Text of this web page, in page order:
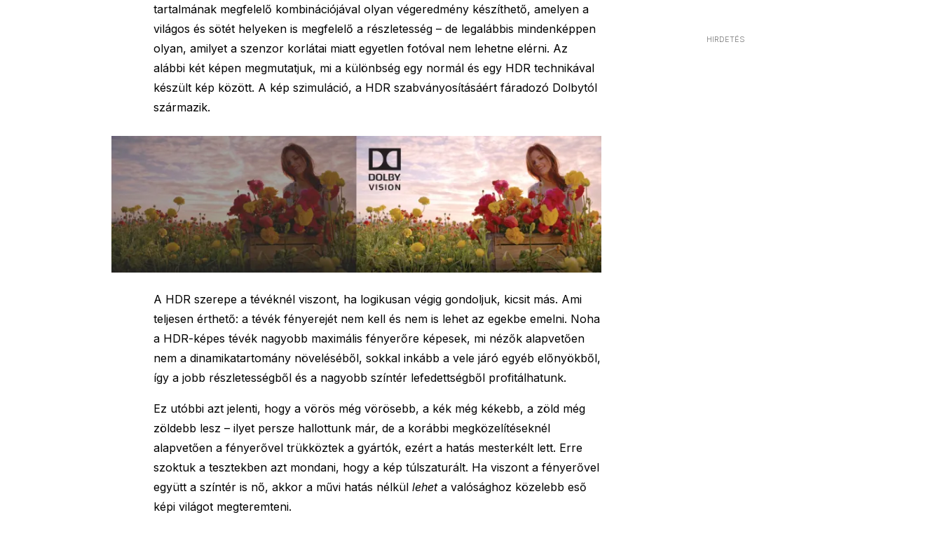
HIRDETÉS
tartalmának megfelelő kombinációjával olyan végeredmény készíthető, amelyen a
világos és sötét helyeken is megfelelő a részletesség – de legalábbis mindenképpen
olyan, amilyet a szenzor korlátai miatt egyetlen fotóval nem lehetne elérni. Az
alábbi két képen megmutatjuk, mi a különbség egy normál és egy HDR technikával
készült kép között. A kép szimuláció, a HDR szabványosításáért fáradozó Dolbytól
származik.
A HDR szerepe a tévéknél viszont, ha logikusan végig gondoljuk, kicsit más. Ami
teljesen érthető: a tévék fényerejét nem kell és nem is lehet az egekbe emelni. Noha
a HDR-képes tévék nagyobb maximális fényerőre képesek, mi nézők alapvetően
nem a dinamikatartomány növeléséből, sokkal inkább a vele járó egyéb előnyökből,
így a jobb részletességből és a nagyobb színtér lefedettségből profitálhatunk.
Ez utóbbi azt jelenti, hogy a vörös még vörösebb, a kék még kékebb, a zöld még
zöldebb lesz – ilyet persze hallottunk már, de a korábbi megközelítéseknél
alapvetően a fényerővel trükköztek a gyártók, ezért a hatás mesterkélt lett. Erre
szoktuk a tesztekben azt mondani, hogy a kép túlszaturált. Ha viszont a fényerővel
együtt a színtér is nő, akkor a művi hatás nélkül leheta valósághoz közelebb eső
képi világot megteremteni.